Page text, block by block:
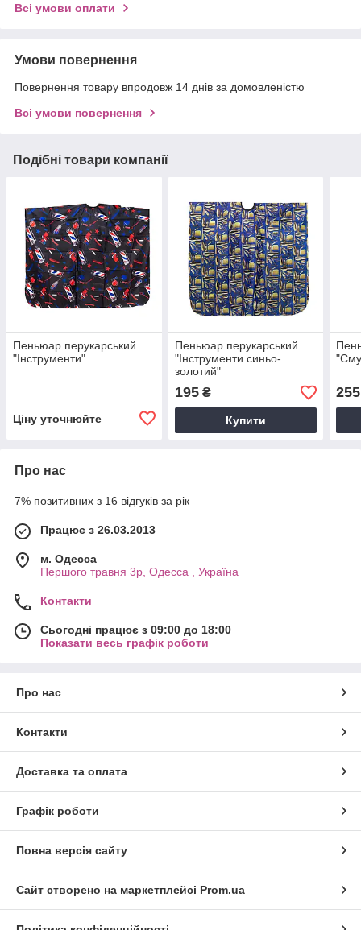
Всі умови оплати
Умови повернення
Повернення товару впродовж 14 днів за домовленістю
Всі умови повернення
Подібні товари компанії
Пеньюар перукарський
"Інструменти"
Ціну уточнюйте
Пеньюар перукарський
"Інструменти синьо-
золотий"
195₴
Купити
255
Про нас
7% позитивних з 16 відгуків за рік
Працює з 26.03.2013
м. Одесса
Першого травня 3р, Одесса , Україна
Контакти
Сьогодні працює з 09:00 до 18:00
Показати весь графік роботи
Про нас
Контакти
Доставка та оплата
Графік роботи
Повна версія сайту
Сайт створено на маркетплейсі Prom.ua